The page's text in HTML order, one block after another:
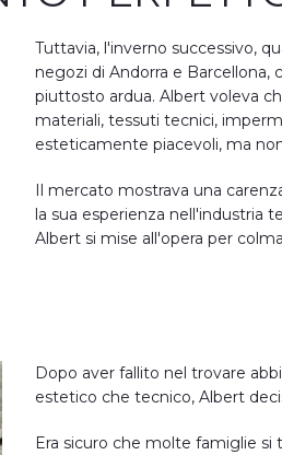
Tuttavia, l'inverno successivo,
negozi di Andorra e Barcellona,
piuttosto ardua. Albert voleva
materiali, tessuti tecnici,
esteticamente piacevoli, ma
Il mercato mostrava una
la sua esperienza nell'industria
Albert si mise all'opera per
Dopo aver fallito nel trovare
estetico che tecnico, Albert
Era sicuro che molte famiglie si